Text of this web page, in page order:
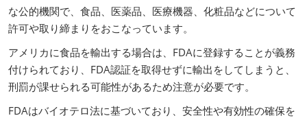
な公的機関で、食品、医薬品、医療機器、化粧品などについて
許可や取り締まりをおこなっています。
アメリカに食品を輸出する場合は、FDAに登録することが義務
付けられており、FDA認証を取得せずに輸出をしてしまうと、
刑罰が課せられる可能性があるため注意が必要です。
FDAはバイオテロ法に基づいており、安全性や有効性の確保を